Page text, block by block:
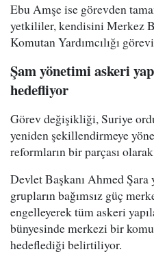
Ebu Amşe ise görevden
yetkililer, kendisini Merkez
Komutan Yardımcılığı
Şam yönetimi askeri
hedefliyor
Görev değişikliği, Suriye
yeniden şekillendirmeye
reformların bir parçası
Devlet Başkanı Ahmed
grupların bağımsız güç
engelleyerek tüm askeri
bünyesinde merkezi bir
hedeflediği belirtiliyor.